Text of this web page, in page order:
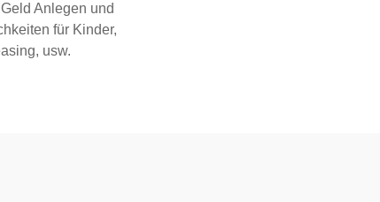
Anlegen und
für Kinder,
usw.